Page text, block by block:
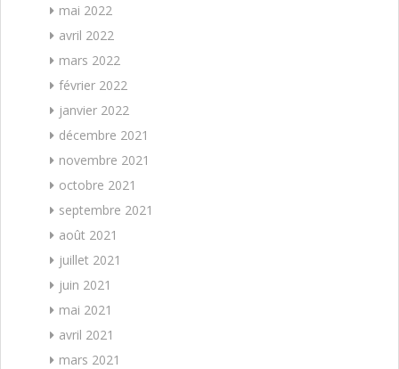
mai 2022
avril 2022
mars 2022
février 2022
janvier 2022
décembre 2021
novembre 2021
octobre 2021
septembre 2021
août 2021
juillet 2021
juin 2021
mai 2021
avril 2021
mars 2021